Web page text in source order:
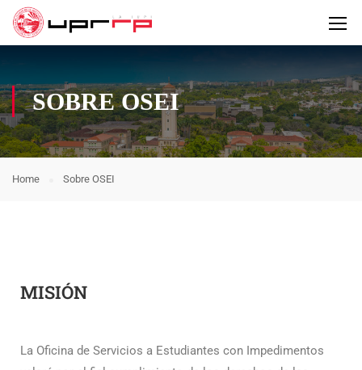
SOBRE OSEI
Home Sobre OSEI
MISIÓN
La Oficina de Servicios a Estudiantes con Impedimentos